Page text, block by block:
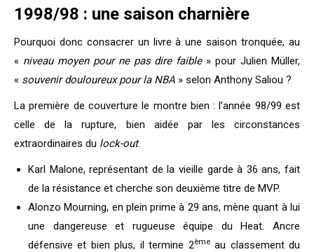
1998/98 : une saison charnière
Pourquoi donc consacrer un livre à une saison tronquée, au
« niveau moyen pour ne pas dire faible» pour Julien Müller,
« souvenir douloureux pour la NBA » selon Anthony Saliou ?
La première de couverture le montre bien : l’année 98/99 est
celle de la rupture, bien aidée par les circonstances
extraordinaires du lock-out.
Karl Malone, représentant de la vieille garde à 36 ans, fait
de la résistance et cherche son deuxième titre de MVP.
Alonzo Mourning, en plein prime à 29 ans, mène quant à lui
une dangereuse et rugueuse équipe du Heat. Ancre
défensive et bien plus, il termine 2èmeau classement du